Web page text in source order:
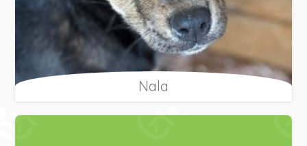
Nala